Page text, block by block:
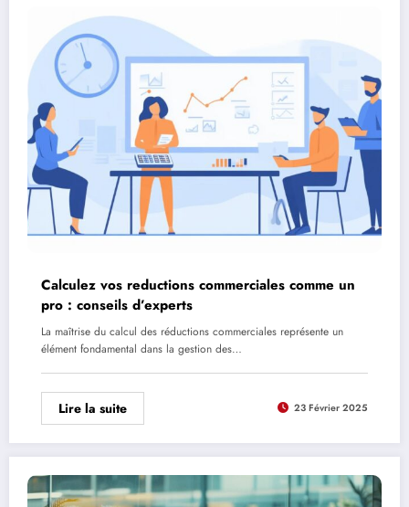
Calculez vos reductions commerciales comme un
pro : conseils d’experts
La maîtrise du calcul des réductions commerciales représente un
élément fondamental dans la gestion des…
Lire la suite 23 Février 2025